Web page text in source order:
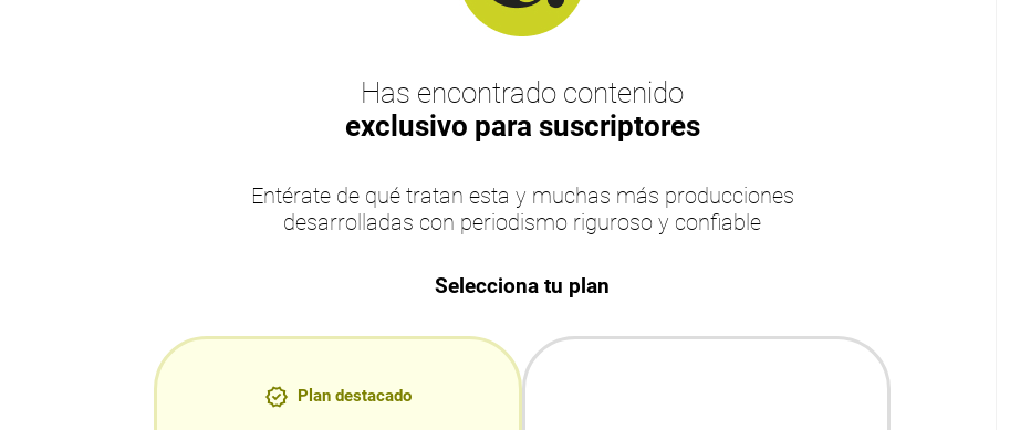
Has encontrado contenido
exclusivo para suscriptores
Entérate de qué tratan esta y muchas más producciones
desarrolladas con periodismo riguroso y confiable
Selecciona tu plan
Plan destacado